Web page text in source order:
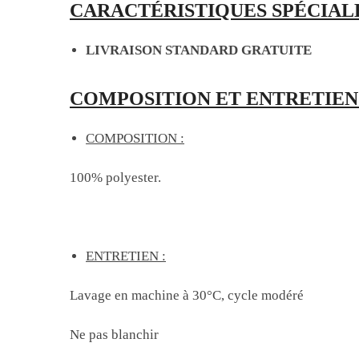
CARACTÉRISTIQUES
LIVRAISON STANDARD GRATUITE
COMPOSITION ET
COMPOSITION :
100% polyester.
ENTRETIEN :
Lavage en machine à 30°C, cycle modéré
Ne pas blanchir